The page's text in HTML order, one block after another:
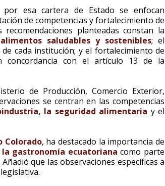
por esa cartera de Estado se enfocan
de competencias y fortalecimiento de
planteadas constan la
saludables y sostenibles; el
cada institución; y el fortalecimiento de
concordancia con el artículo 13 de la
de Producción, Comercio Exterior,
se centran en las competencias
la seguridad alimentaria y el
Colorado, ha destacado la importancia de
gastronomía ecuatoriana como parte
que las observaciones específicas a